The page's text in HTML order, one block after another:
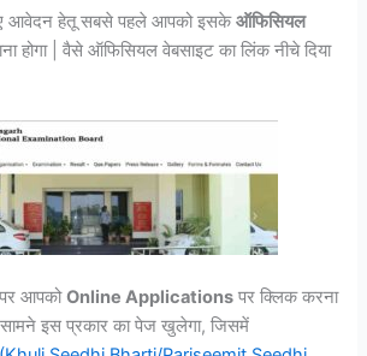
आवेदन हेतू सबसे पहले आपको इसकेऑफिसियल
होगा | वैसे ऑफिसियल वेबसाइट का लिंक नीचे दिया
आपकोOnline Applications पर क्लिक करना
इस प्रकार का पेज खुलेगा, जिसमें